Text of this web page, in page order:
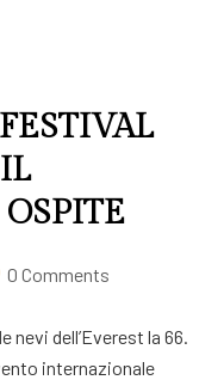
0 Comments
nevi dell’Everest la 66.
internazionale